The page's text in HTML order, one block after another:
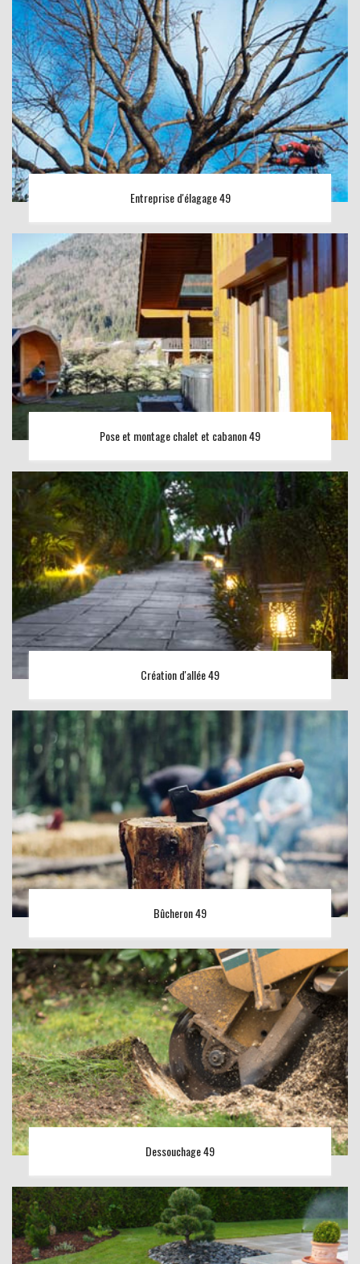
Entreprise d'élagage 49
Pose et montage chalet et cabanon 49
Création d'allée 49
Bûcheron 49
Dessouchage 49